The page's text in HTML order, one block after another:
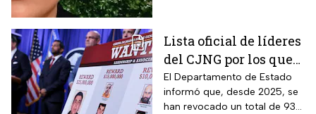
Lista oficial de líderes
del CJNG por los que
EUA ofrece millonaria
recompensa
El Departamento de Estado
informó que, desde 2025, se
han revocado un total de 93